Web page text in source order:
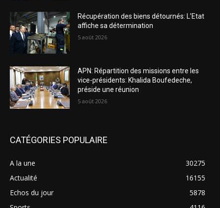
Récupération des biens détournés: L’Etat
affiche sa détermination
5 août 2026
APN: Répartition des missions entre les
vice-présidents: Khalida Boufedeche,
préside une réunion
5 août 2026
CATÉGORIES POPULAIRE
A la une
30275
Actualité
16155
Echos du jour
5878